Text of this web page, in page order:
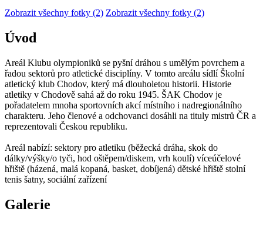
Zobrazit všechny fotky (2) Zobrazit všechny fotky (2)
Úvod
Areál Klubu olympioniků se pyšní dráhou s umělým povrchem a
řadou sektorů pro atletické disciplíny. V tomto areálu sídlí Školní
atletický klub Chodov, který má dlouholetou historii. Historie
atletiky v Chodově sahá až do roku 1945. ŠAK Chodov je
pořadatelem mnoha sportovních akcí místního i nadregionálního
charakteru. Jeho členové a odchovanci dosáhli na tituly mistrů ČR a
reprezentovali Českou republiku.
Areál nabízí: sektory pro atletiku (běžecká dráha, skok do
dálky/výšky/o tyči, hod oštěpem/diskem, vrh koulí) víceúčelové
hřiště (házená, malá kopaná, basket, dobíjená) dětské hřiště stolní
tenis šatny, sociální zařízení
Galerie